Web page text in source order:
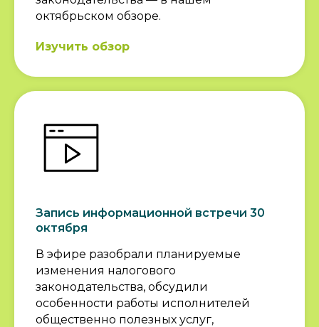
октябрьском обзоре.
Изучить обзор
Запись информационной встречи 30
октября
В эфире разобрали планируемые
изменения налогового
законодательства, обсудили
особенности работы исполнителей
общественно полезных услуг,